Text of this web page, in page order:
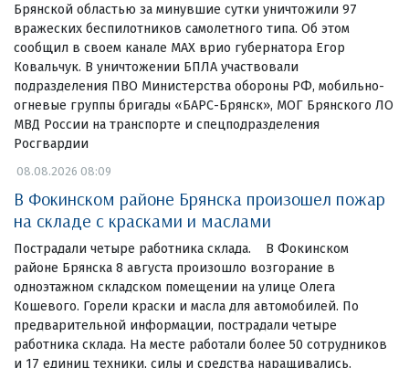
Брянской областью за минувшие сутки уничтожили 97
вражеских беспилотников самолетного типа. Об этом
сообщил в своем канале МАХ врио губернатора Егор
Ковальчук. В уничтожении БПЛА участвовали
подразделения ПВО Министерства обороны РФ, мобильно-
огневые группы бригады «БАРС-Брянск», МОГ Брянского ЛО
МВД России на транспорте и спецподразделения
Росгвардии
08.08.2026 08:09
В Фокинском районе Брянска произошел пожар
на складе с красками и маслами
Пострадали четыре работника склада. В Фокинском
районе Брянска 8 августа произошло возгорание в
одноэтажном складском помещении на улице Олега
Кошевого. Горели краски и масла для автомобилей. По
предварительной информации, пострадали четыре
работника склада. На месте работали более 50 сотрудников
и 17 единиц техники, силы и средства наращивались.